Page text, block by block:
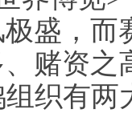
盛，
赌资之
织有两